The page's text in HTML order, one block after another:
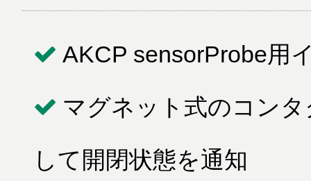
AKCP sensorProbe用
マグネット式のコン
して開閉状態を通知